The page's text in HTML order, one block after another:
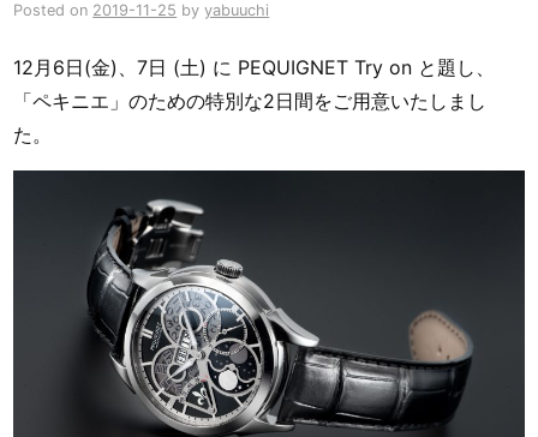
Posted on 2019-11-25 byyabuuchi
12月6日(金)、7日 (土) に PEQUIGNET Try on と題し、
「ペキニエ」のための特別な2日間をご用意いたしまし
た。